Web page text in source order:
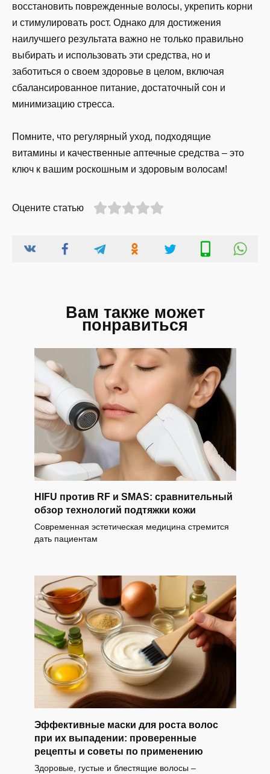
восстановить поврежденные волосы, укрепить корни
и стимулировать рост. Однако для достижения
наилучшего результата важно не только правильно
выбирать и использовать эти средства, но и
заботиться о своем здоровье в целом, включая
сбалансированное питание, достаточный сон и
минимизацию стресса.
Помните, что регулярный уход, подходящие
витамины и качественные аптечные средства – это
ключ к вашим роскошным и здоровым волосам!
Оцените статью
Вам также может
понравиться
HIFU против RF и SMAS: сравнительный
обзор технологий подтяжки кожи
Современная эстетическая медицина стремится
дать пациентам
Эффективные маски для роста волос
при их выпадении: проверенные
рецепты и советы по применению
Здоровые, густые и блестящие волосы –